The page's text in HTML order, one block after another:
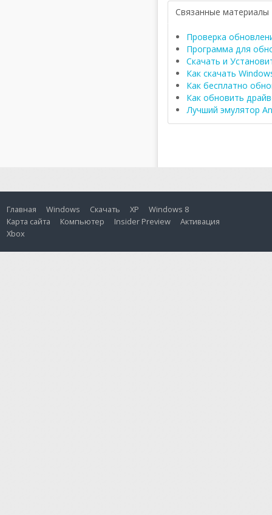
Связанные материалы
Проверка
Программа для
Скачать и
Как скачать
Как бесплатно
Как обновить
Лучший эмулятор
Главная Windows Скачать XP
Windows 8
Карта сайта
Компьютер Insider Preview
Активация
Xbox